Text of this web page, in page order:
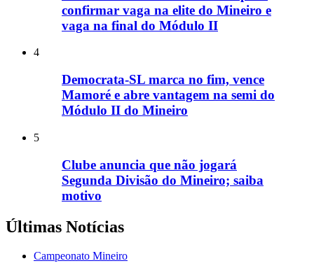
confirmar vaga na elite do Mineiro e
vaga na final do Módulo II
4
Democrata-SL marca no fim, vence
Mamoré e abre vantagem na semi do
Módulo II do Mineiro
5
Clube anuncia que não jogará
Segunda Divisão do Mineiro; saiba
motivo
Últimas Notícias
Campeonato Mineiro